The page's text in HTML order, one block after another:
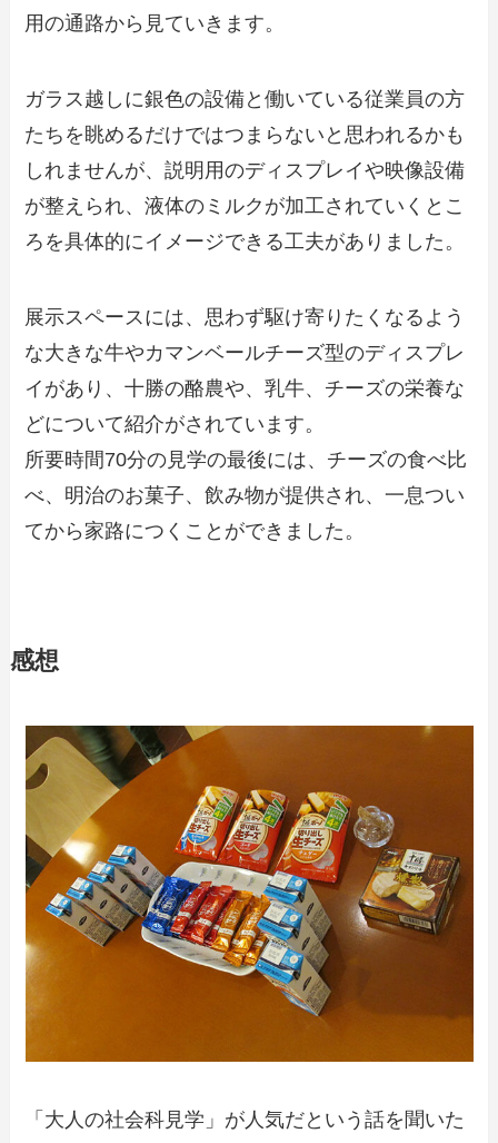
用の通路から見ていきます。
ガラス越しに銀色の設備と働いている従業員の方
たちを眺めるだけではつまらないと思われるかも
しれませんが、説明用のディスプレイや映像設備
が整えられ、液体のミルクが加工されていくとこ
ろを具体的にイメージできる工夫がありました。
展示スペースには、思わず駆け寄りたくなるよう
な大きな牛やカマンベールチーズ型のディスプレ
イがあり、十勝の酪農や、乳牛、チーズの栄養な
どについて紹介がされています。
所要時間70分の見学の最後には、チーズの食べ比
べ、明治のお菓子、飲み物が提供され、一息つい
てから家路につくことができました。
感想
「大人の社会科見学」が人気だという話を聞いた